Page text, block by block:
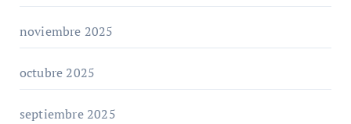
noviembre 2025
octubre 2025
septiembre 2025